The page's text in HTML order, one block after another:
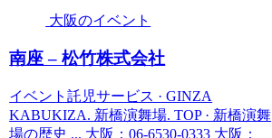
大阪のイベント
南座 – 松竹株式会社
イベント託児サービス · GINZA
KABUKIZA. 新橋演舞場. TOP · 新橋演舞
場の歴史 ... 大阪：06-6530-0333 大阪：